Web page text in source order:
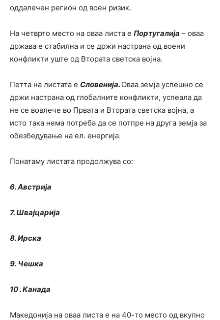
оддалечен регион од воен ризик.
На четврто место на оваа листа е Португалија – оваа
држава е стабилна и се држи настрана од воени
конфликти уште од Втората светска војна.
Петта на листата е Словенија. Оваа земја успешно се
држи настрана од глобалните конфликти, успеала да
не се вовлече во Првата и Втората светска војна, а
исто така нема потреба да се потпре на друга земја за
обезбедување на ел. енергија.
Понатаму листата продолжува со:
6. Австрија
7. Швајцарија
8. Ирска
9. Чешка
10 . Канада
Македонија на оваа листа е на 40-то место од вкупно